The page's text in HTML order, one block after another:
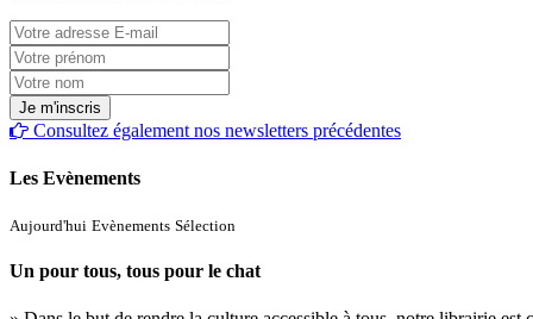
Consultez également nos newsletters précédentes
Les Evènements
Aujourd'hui Evènements Sélection
Un pour tous, tous pour le chat